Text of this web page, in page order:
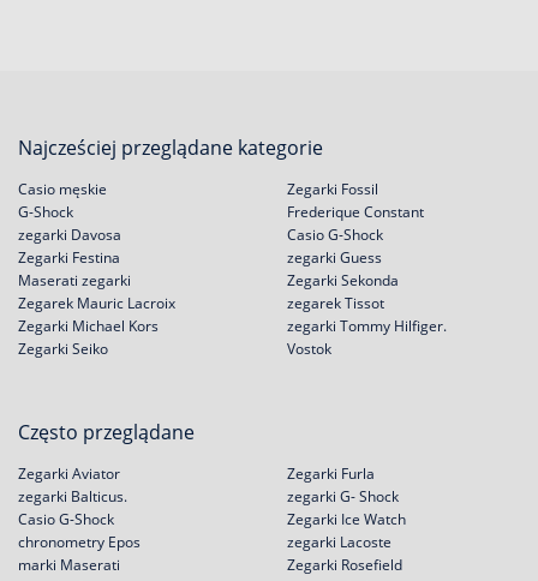
Najcześciej przeglądane kategorie
Casio męskie
G-Shock
zegarki Davosa
Zegarki Festina
Zegarki Fossil
Frederique Constant
Casio G-Shock
zegarki Guess
Maserati zegarki
Zegarek Mauric Lacroix
Zegarki Michael Kors
Zegarki Seiko
Zegarki Sekonda
zegarek Tissot
zegarki Tommy Hilfiger.
Vostok
Często przeglądane
Zegarki Aviator
zegarki Balticus.
Casio G-Shock
chronometry Epos
Zegarki Furla
zegarki G- Shock
Zegarki Ice Watch
zegarki Lacoste
marki Maserati
Zegarki Rosefield